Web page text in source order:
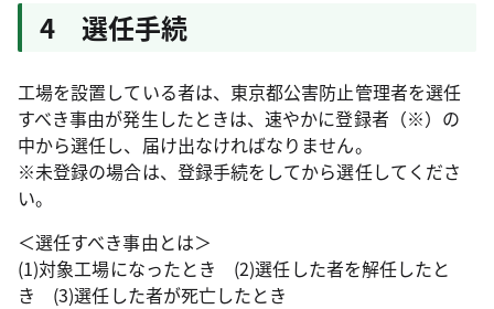
4 選任手続
工場を設置している者は、東京都公害防止管理者を選任
すべき事由が発生したときは、速やかに登録者（※）の
中から選任し、届け出なければなりません。
※未登録の場合は、登録手続をしてから選任してくださ
い。
＜選任すべき事由とは＞
(1)対象工場になったとき (2)選任した者を解任したと
き (3)選任した者が死亡したとき